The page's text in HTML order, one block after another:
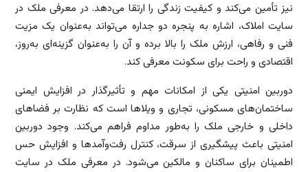
نیز تأمین می‌کند و کیفیت زندگی را ارتقا می‌دهد. در معرفی ملک در
سایت املاک، اشاره به پنجره دو جداره می‌تواند به‌عنوان یک مزیت
فنی و رفاهی، ارزش ملک را بالا برده و آن را به‌عنوان گزینه‌ای به‌روز،
اقتصادی و راحت برای سکونت معرفی کند.
دوربین امنیتی یکی از امکانات مهم و تأثیرگذار در افزایش ایمنی
ساختمان‌های مسکونی، تجاری و ویلاها است که نظارت بر فضاهای
داخلی و خارجی ملک را به‌طور مداوم فراهم می‌کند. وجود دوربین
امنیتی باعث پیشگیری از سرقت، کنترل رفت‌وآمدها و افزایش حس
اطمینان برای ساکنان و مالکین می‌شود. در معرفی ملک در سایت